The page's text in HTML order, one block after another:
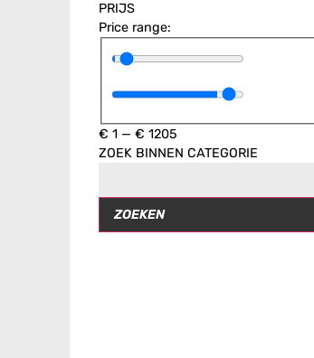
PRIJS
Price range:
€ 1 — € 1205
ZOEK BINNEN CATEGORIE
ZOEKEN